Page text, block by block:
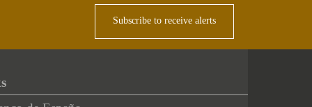
Subscribe to receive alerts